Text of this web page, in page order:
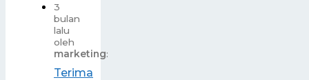
3
bulan
lalu
oleh
marketing:
Terima